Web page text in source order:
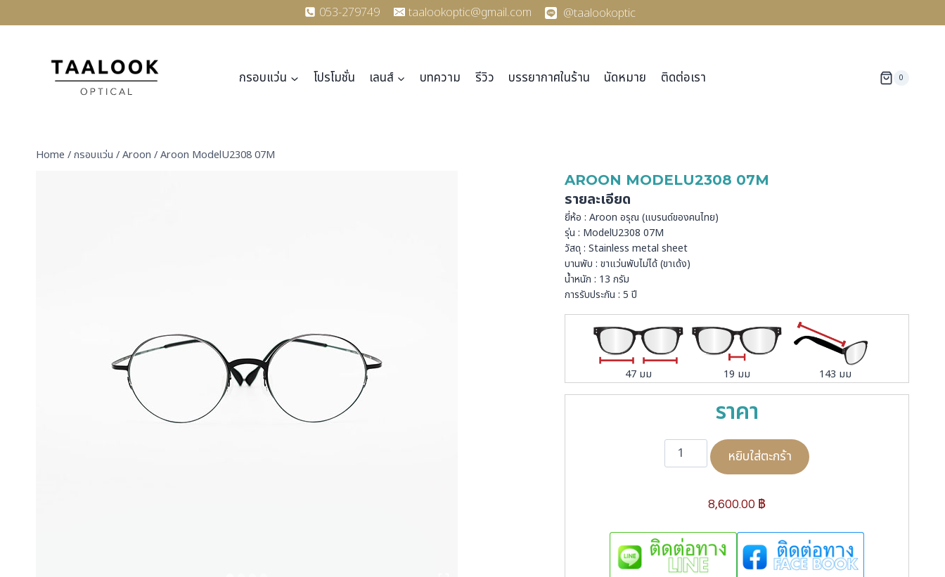
to
053-279749 taalookoptic@gmail.com @taalookoptic
กรอบแว่น โปรโมชั่น เลนส์ บทความ รีวิว บรรยากาศในร้าน นัดหมาย ติดต่อเรา 0
Home /กรอบแว่น /Aroon /Aroon ModelU2308 07M
AROON MODELU2308 07M
รายละเอียด
ยี่ห้อ : Aroon อรุณ (แบรนด์ของคนไทย)
รุ่น : ModelU2308 07M
วัสดุ : Stainless metal sheet
บานพับ : ขาแว่นพับไม่ได้ (ขาเด้ง)
น้ำหนัก : 13 กรัม
การรับประกัน : 5 ปี
47 มม 19 มม 143 มม
ราคา
น
o
o
หยิบใส่ตะกร้า
8,600.00 ฿